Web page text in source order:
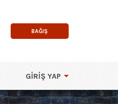
BAĞIŞ
GIRIŞ YAP